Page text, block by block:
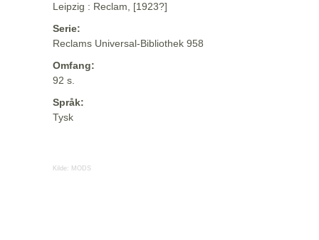
Leipzig : Reclam, [1923?]
Serie:
Reclams Universal-Bibliothek 958
Omfang:
92 s.
Språk:
Tysk
Kilde: MODS